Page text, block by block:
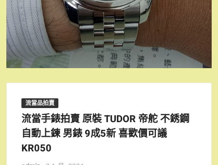
流當品拍賣
流當手錶拍賣 原裝 TUDOR 帝舵 不銹鋼
自動上鍊 男錶 9成5新 喜歡價可議
KR050